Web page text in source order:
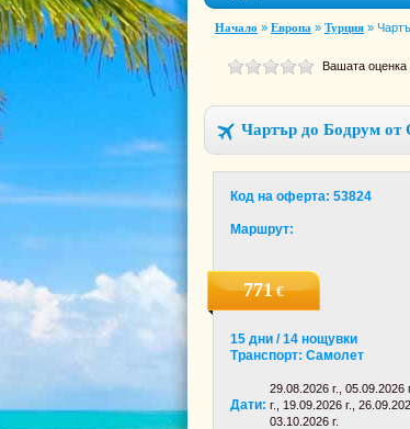
Начало » Европа » Турция »
Вашата оценка
Чартър до Бодрум от
Код на оферта: 53824
Маршрут:
771€
15 дни / 14 нощувки
Транспорт: Самолет
Дати:
29.08.2026 г., 05.09.2026
г., 19.09.2026 г.,
03.10.2026 г.